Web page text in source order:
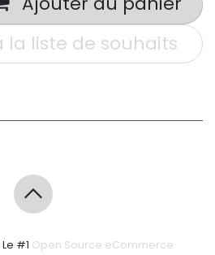
la liste de souhaits
#1 Open Source eCommerce